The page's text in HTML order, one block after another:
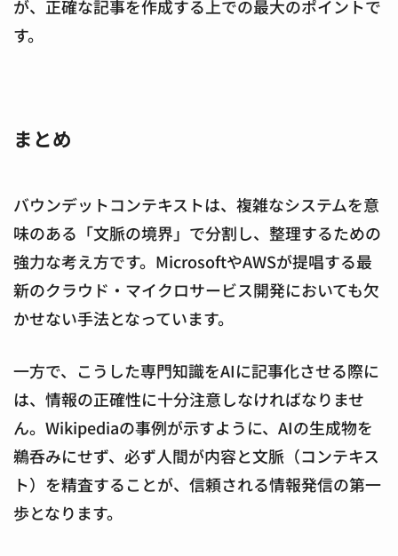
が、正確な記事を作成する上での最大のポイントで
す。
まとめ
バウンデットコンテキストは、複雑なシステムを意
味のある「文脈の境界」で分割し、整理するための
強力な考え方です。MicrosoftやAWSが提唱する最
新のクラウド・マイクロサービス開発においても欠
かせない手法となっています。
一方で、こうした専門知識をAIに記事化させる際に
は、情報の正確性に十分注意しなければなりませ
ん。Wikipediaの事例が示すように、AIの生成物を
鵜呑みにせず、必ず人間が内容と文脈（コンテキス
ト）を精査することが、信頼される情報発信の第一
歩となります。